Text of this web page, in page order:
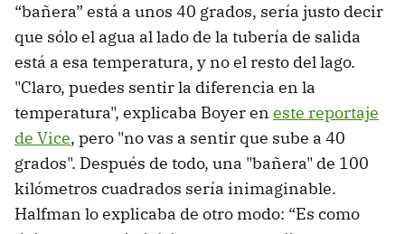
“bañera” está a unos 40 grados, sería justo decir
que sólo el agua al lado de la tubería de salida
está a esa temperatura, y no el resto del lago.
"Claro, puedes sentir la diferencia en la
temperatura", explicaba Boyer en este reportaje
de Vice, pero "no vas a sentir que sube a 40
grados". Después de todo, una "bañera" de 100
kilómetros cuadrados sería inimaginable.
Halfman lo explicaba de otro modo: “Es como